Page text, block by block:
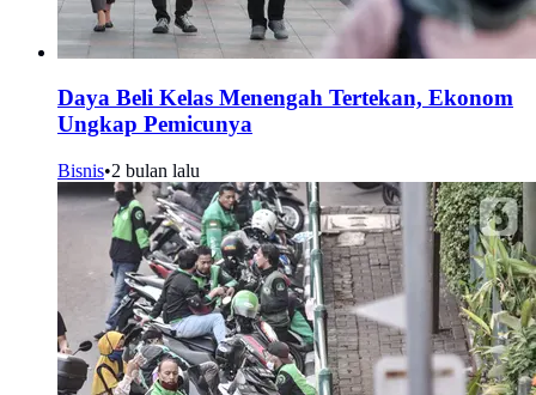
Daya Beli Kelas Menengah Tertekan, Ekonom
Ungkap Pemicunya
Bisnis•2 bulan lalu